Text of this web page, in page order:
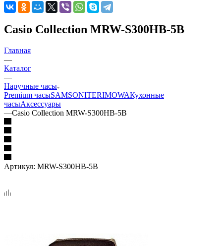
Casio Collection MRW-S300HB-5B
Главная
—
Каталог
—
Наручные часы
Premium часыSAMSONITERIMOWAКухонные
часыАксессуары
—Casio Collection MRW-S300HB-5B
Артикул: MRW-S300HB-5B